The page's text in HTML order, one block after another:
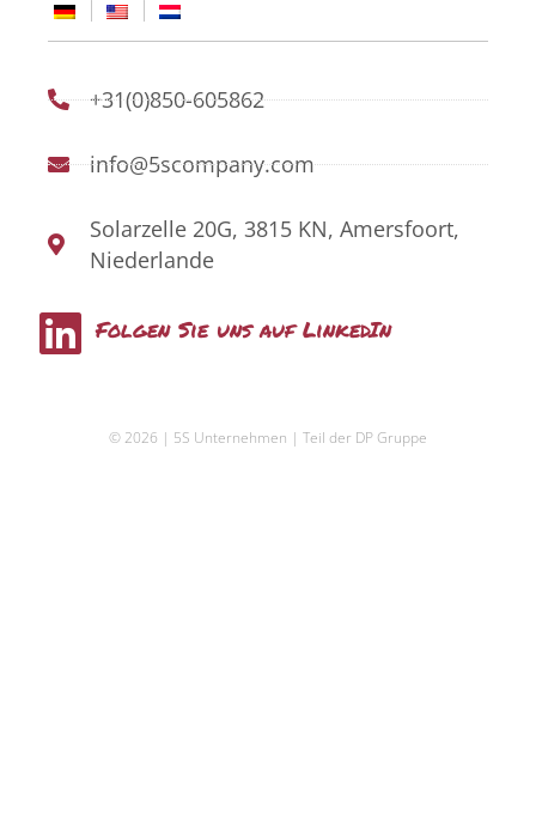
+31(0)850-605862
info@5scompany.com
Solarzelle 20G, 3815 KN, Amersfoort,
Niederlande
L
i
Folgen Sie uns auf LinkedIn
© 2026 | 5S Unternehmen | Teil der DP Gruppe